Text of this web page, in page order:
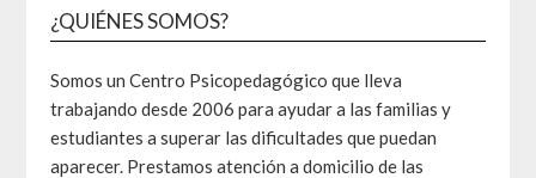
¿QUIÉNES SOMOS?
Somos un Centro Psicopedagógico que lleva
trabajando desde 2006 para ayudar a las familias y
estudiantes a superar las dificultades que puedan
aparecer. Prestamos atención a domicilio de las